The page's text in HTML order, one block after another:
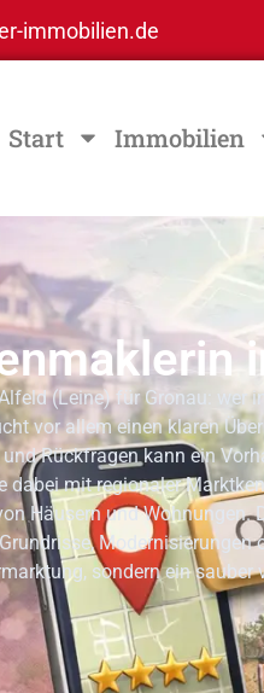
immobilien.de
Start Immobilien
(Leine) für Gronau: wer
vor allem einen klaren
Rückfragen kann ein
dabei mit regionaler
Häusern und
sondern ein